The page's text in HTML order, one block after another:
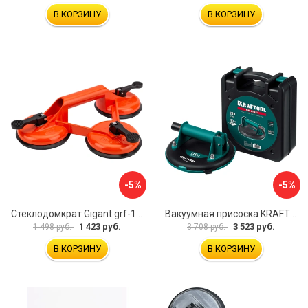
В КОРЗИНУ В КОРЗИНУ
-5%
1 498 руб. 1 423 руб.
В КОРЗИНУ
-5%
3 708 руб. 3 523 руб.
В КОРЗИНУ